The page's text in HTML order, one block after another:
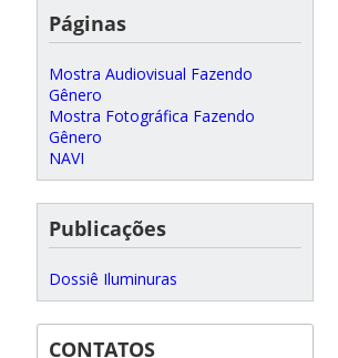
Páginas
Mostra Audiovisual Fazendo
Gênero
Mostra Fotográfica Fazendo
Gênero
NAVI
Publicações
Dossiê Iluminuras
CONTATOS